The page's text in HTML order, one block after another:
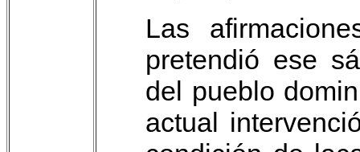
Las
pretendió ese
del pueblo
actual